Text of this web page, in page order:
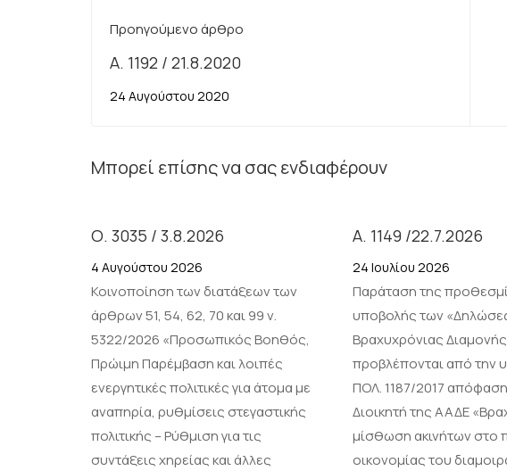
Προηγούμενο άρθρο
A. 1192 / 21.8.2020
24 Αυγούστου 2020
Μπορεί επίσης να σας ενδιαφέρουν
Ο. 3035 / 3.8.2026
4 Αυγούστου 2026
Κοινοποίηση των διατάξεων των
άρθρων 51, 54, 62, 70 και 99 ν.
5322/2026 «Προσωπικός Βοηθός,
Πρώιμη Παρέμβαση και λοιπές
ενεργητικές πολιτικές για άτομα με
αναπηρία, ρυθμίσεις στεγαστικής
πολιτικής – Ρύθμιση για τις
συντάξεις χηρείας και άλλες
Α. 1149 /22.7.2026
24 Ιουλίου 2026
Παράταση της
υποβολής των
Βραχυχρόνιας
προβλέπονται από την
ΠΟΛ. 1187/2017
Διοικητή της ΑΑΔΕ
μίσθωση ακινήτων στο
οικονομίας του